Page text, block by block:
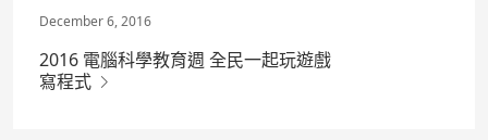
December 6, 2016
2016 電腦科學教育週 全民一起玩遊戲
寫程式